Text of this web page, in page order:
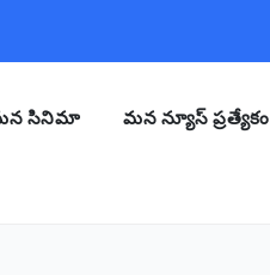
సినిమా మన న్యూస్ ప్రత్యేకం